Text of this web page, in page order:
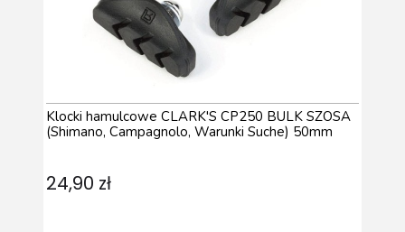
Klocki hamulcowe CLARK'S CP250 BULK SZOSA
(Shimano, Campagnolo, Warunki Suche) 50mm
24,90 zł